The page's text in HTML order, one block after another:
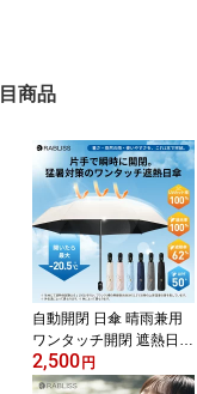
商品
自動開閉 日傘 晴雨兼用
ワンタッチ開閉 遮熱日傘
カバー付 遮熱率62% UP
F50+ 折りたたみ傘 完全
2,500円